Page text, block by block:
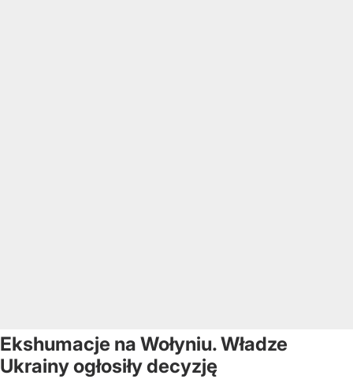
Ekshumacje na Wołyniu. Władze
Ukrainy ogłosiły decyzję